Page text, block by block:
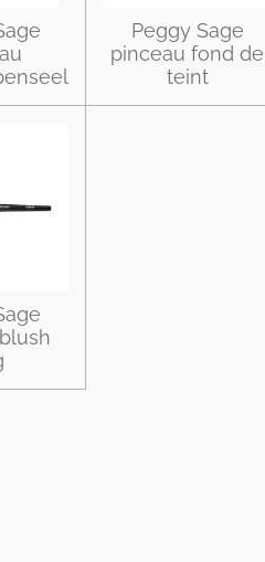
Peggy Sage
pinceau fond de
teint